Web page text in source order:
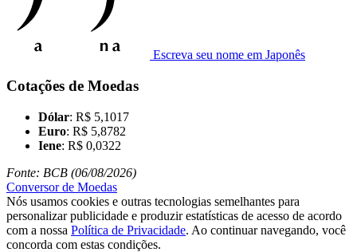
Escreva seu nome em Japonês
Cotações de Moedas
Dólar: R$ 5,1017
Euro: R$ 5,8782
Iene: R$ 0,0322
Fonte: BCB (06/08/2026)
Conversor de Moedas
Nós usamos cookies e outras tecnologias semelhantes para
personalizar publicidade e produzir estatísticas de acesso de acordo
com a nossa Política de Privacidade. Ao continuar navegando, você
concorda com estas condições.